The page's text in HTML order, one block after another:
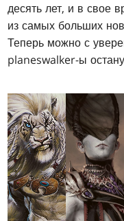
десять лет, и в свое
из самых больших
Теперь можно с
planeswalker-ы